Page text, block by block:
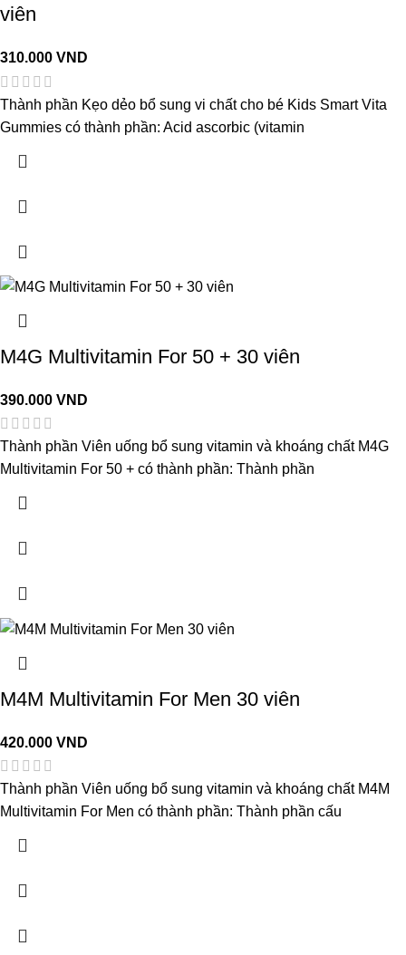
viên
310.000VND
Thành phần Kẹo dẻo bổ sung vi chất cho bé Kids Smart Vita
Gummies có thành phần: Acid ascorbic (vitamin
M4G Multivitamin For 50 + 30 viên
390.000VND
Thành phần Viên uống bổ sung vitamin và khoáng chất M4G
Multivitamin For 50 + có thành phần: Thành phần
M4M Multivitamin For Men 30 viên
420.000VND
Thành phần Viên uống bổ sung vitamin và khoáng chất M4M
Multivitamin For Men có thành phần: Thành phần cấu